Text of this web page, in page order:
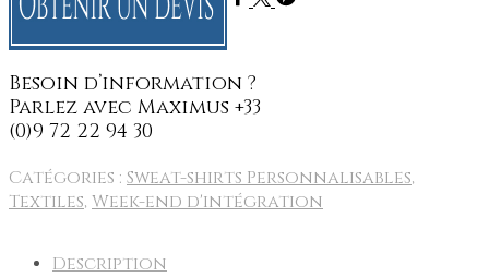
Catégories : Sweat-shirts Personnalisables,
Textiles, Week-end d'intégration
Description